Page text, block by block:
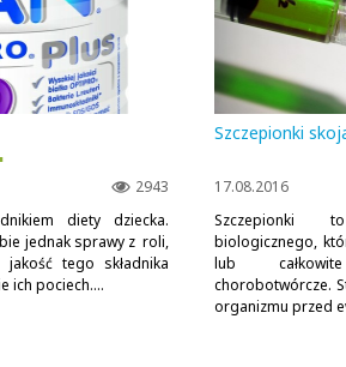
2943
diety dziecka.
jednak sprawy z roli,
tego składnika
ich pociech....
Szczepionki
17.08.2016
Szczepionki
biologicznego,
lub
chorobotwórcze.
organizmu przed